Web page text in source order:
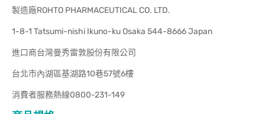
製造廠ROHTO PHARMACEUTICAL CO. LTD.
1-8-1 Tatsumi-nishi Ikuno-ku Osaka 544-8666 Japan
進口商台灣曼秀雷敦股份有限公司
台北市內湖區基湖路10巷57號6樓
消費者服務熱線0800-231-149